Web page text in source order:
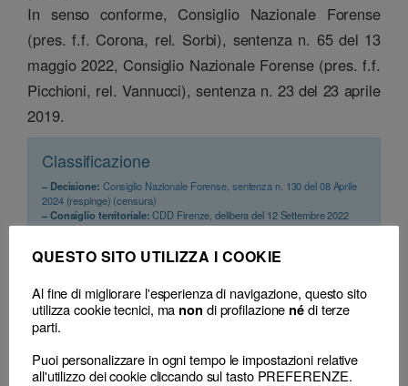
In senso conforme, Consiglio Nazionale Forense
(pres. f.f. Corona, rel. Sorbi), sentenza n. 65 del 13
maggio 2022, Consiglio Nazionale Forense (pres. f.f.
Picchioni, rel. Vannucci), sentenza n. 23 del 23 aprile
2019.
Classificazione
– Decisione: Consiglio Nazionale Forense, sentenza n. 130 del 08 Aprile
2024(respinge) (censura)
– Consiglio territoriale:CDD Firenze, delibera del 12 Settembre 2022
(censura)
cdf (nuovo) art. 17 cdf (nuovo) art. 37
QUESTO SITO UTILIZZA I COOKIE
Al fine di migliorare l'esperienza di navigazione, questo sito
utilizza cookie tecnici, ma non di profilazione nédi terze
parti.
Puoi personalizzare in ogni tempo le impostazioni relative
all'utilizzo dei cookie cliccando sul tasto PREFERENZE.